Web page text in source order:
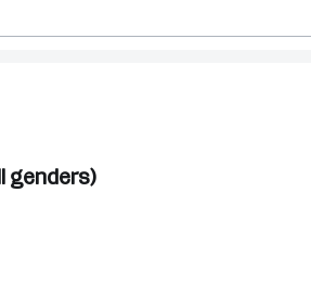
genders)